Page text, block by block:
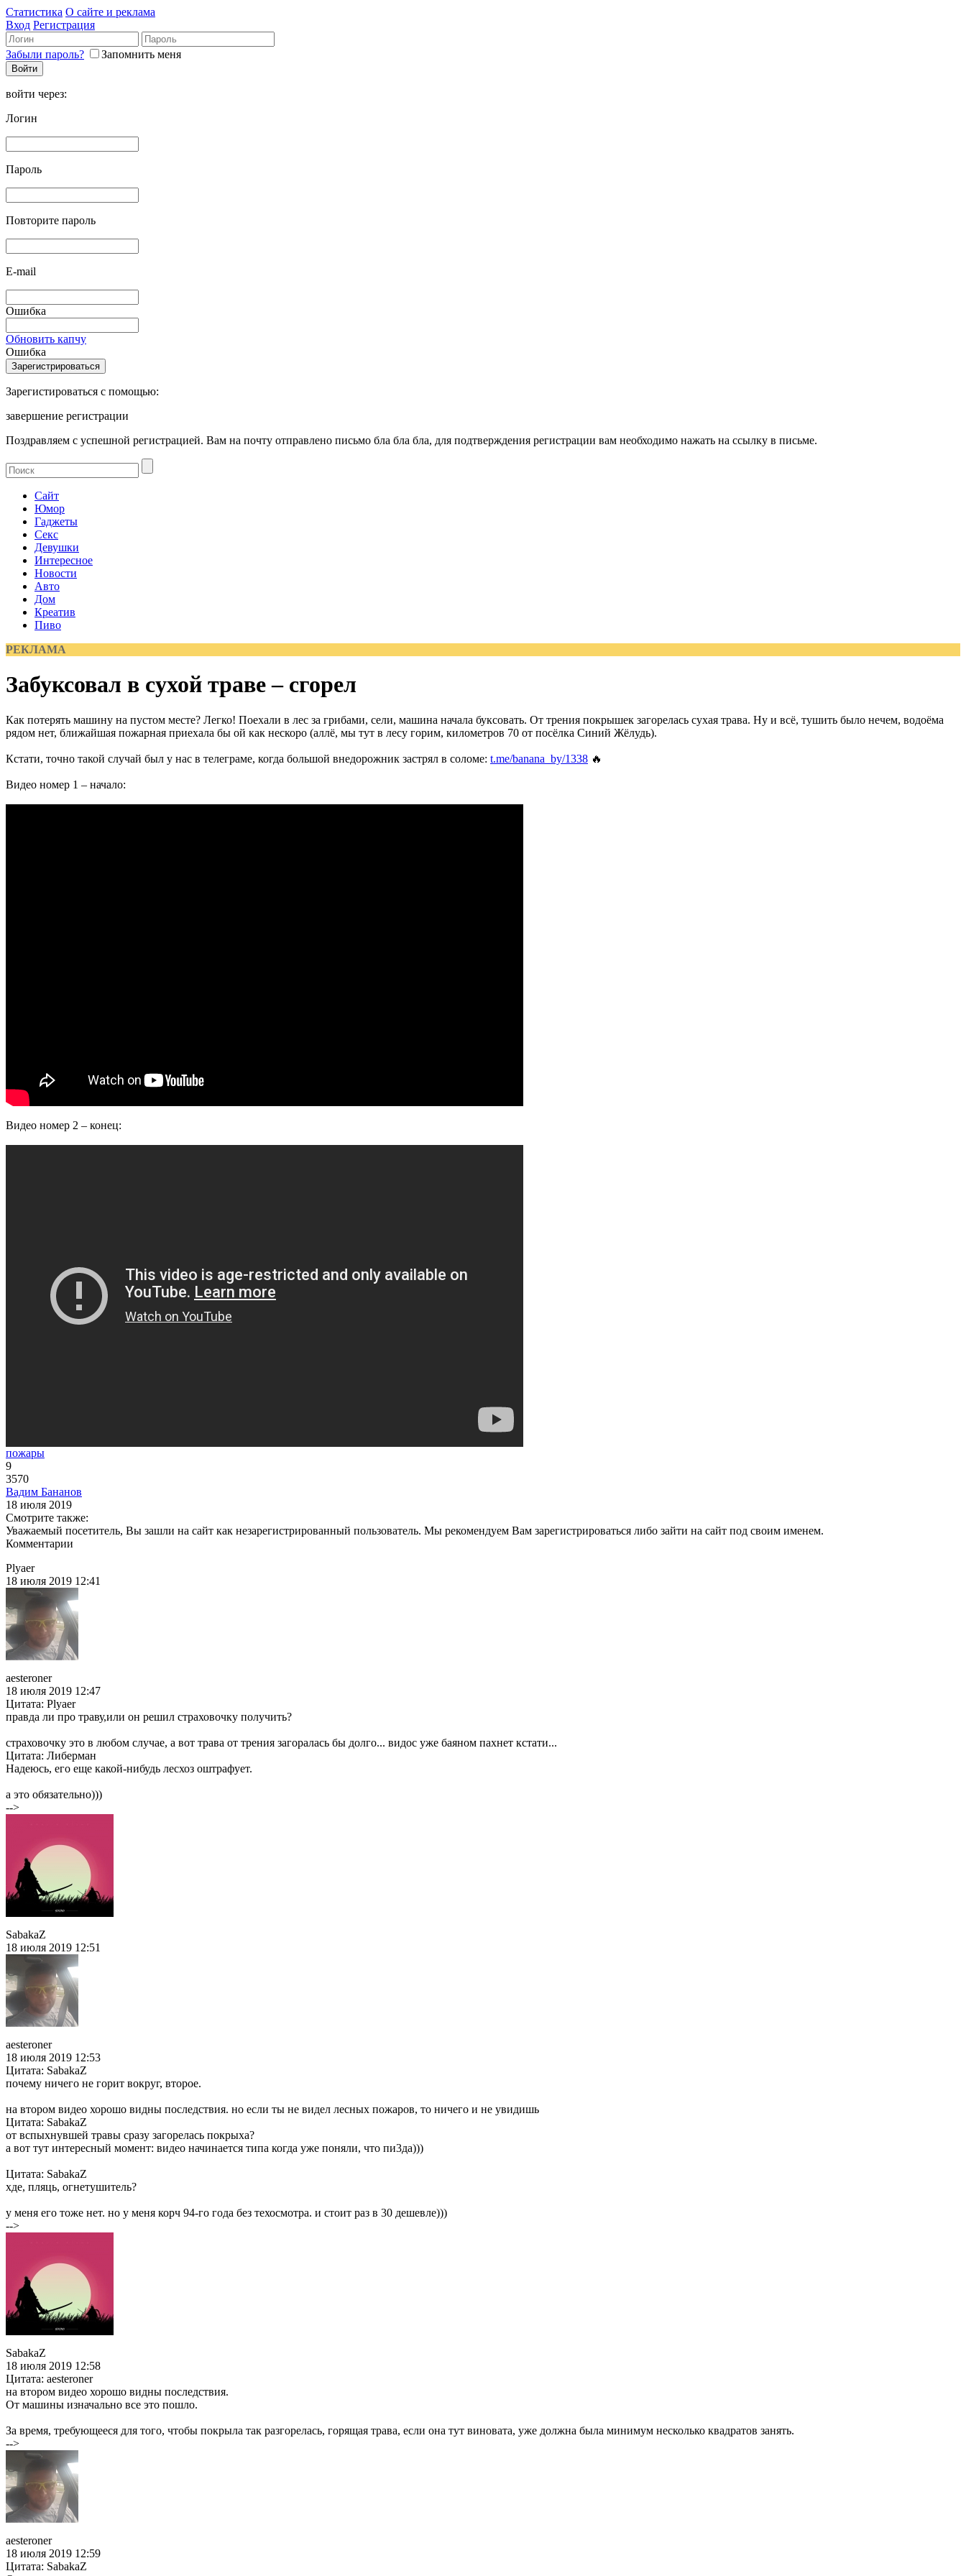
Статистика О сайте и реклама
Вход Регистрация
Забыли пароль? Запомнить меня
войти через:
Логин
Пароль
Повторите пароль
E-mail
Ошибка
Обновить капчу
Ошибка
Зарегистироваться с помощью:
завершение регистрации
Поздравляем с успешной регистрацией. Вам на почту отправлено письмо бла бла бла, для подтверждения регистрации вам необходимо нажать на ссылку в письме.
Сайт
Юмор
Гаджеты
Секс
Девушки
Интересное
Новости
Авто
Дом
Креатив
Пиво
РЕКЛАМА
Забуксовал в сухой траве – сгорел
Как потерять машину на пустом месте? Легко! Поехали в лес за грибами, сели, машина начала буксовать. От трения покрышек загорелась сухая трава. Ну и всё, тушить было нечем, водоёма
рядом нет, ближайшая пожарная приехала бы ой как нескоро (аллё, мы тут в лесу горим, километров 70 от посёлка Синий Жёлудь).
Кстати, точно такой случай был у нас в телеграме, когда большой внедорожник застрял в соломе: t.me/banana_by/1338 🔥
Видео номер 1 – начало:
Видео номер 2 – конец:
пожары
9
3570
Вадим Бананов
18 июля 2019
Смотрите также:
Уважаемый посетитель, Вы зашли на сайт как незарегистрированный пользователь. Мы рекомендуем Вам зарегистрироваться либо зайти на сайт под своим именем.
Комментарии
Plyaer
18 июля 2019 12:41
aesteroner
18 июля 2019 12:47
Цитата: Plyaer
правда ли про траву,или он решил страховочку получить?
страховочку это в любом случае, а вот трава от трения загоралась бы долго... видос уже баяном пахнет кстати...
Цитата: Либерман
Надеюсь, его еще какой-нибудь лесхоз оштрафует.
а это обязательно)))
-->
SabakaZ
18 июля 2019 12:51
aesteroner
18 июля 2019 12:53
Цитата: SabakaZ
почему ничего не горит вокруг, второе.
на втором видео хорошо видны последствия. но если ты не видел лесных пожаров, то ничего и не увидишь
Цитата: SabakaZ
от вспыхнувшей травы сразу загорелась покрыха?
а вот тут интересный момент: видео начинается типа когда уже поняли, что пи3да)))
Цитата: SabakaZ
хде, пляць, огнетушитель?
у меня его тоже нет. но у меня корч 94-го года без техосмотра. и стоит раз в 30 дешевле)))
-->
SabakaZ
18 июля 2019 12:58
Цитата: aesteroner
на втором видео хорошо видны последствия.
От машины изначально все это пошло.
За время, требующееся для того, чтобы покрыла так разгорелась, горящая трава, если она тут виновата, уже должна была минимум несколько квадратов занять.
-->
aesteroner
18 июля 2019 12:59
Цитата: SabakaZ